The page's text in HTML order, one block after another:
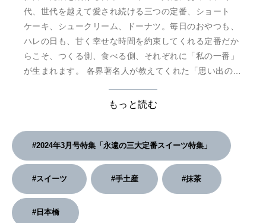
代、世代を越えて愛され続ける三つの定番、ショート
ケーキ、シュークリーム、ドーナツ。毎日のおやつも、
ハレの日も、甘く幸せな時間を約束してくれる定番だか
らこそ、つくる側、食べる側、それぞれに「私の一番」
が生まれます。 各界著名人が教えてくれた「思い出の
店、差し入れ名人のおすすめなどなど。町の洋菓子屋さ
までそろったラインナップから、あなたのオンリーワン
を見つけてください。 そ …
もっと読む
#2024年3月号特集「永遠の三大定番スイーツ特集」
#スイーツ #手土産 #抹茶
#日本橋